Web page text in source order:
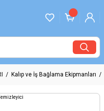
Kalıp ve İş Bağlama Ekipmanları